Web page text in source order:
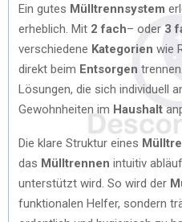
Ein gutes Mülltrennsystem
erheblich. Mit 2 fach– oder 3
verschiedene Kategorien wie
direkt beim Entsorgen
Lösungen, die sich individuell
Gewohnheiten im Haushalt
Die klare Struktur eines
das Mülltrennen intuitiv
unterstützt wird. So wird der
funktionalen Helfer, sondern